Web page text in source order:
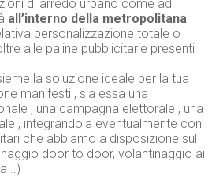
di arredo urbano come ad
all’interno della metropolitana
personalizzazione totale o
alle paline pubblicitarie presenti
la soluzione ideale per la tua
manifesti , sia essa una
, una campagna elettorale , una
, integrandola eventualmente con
che abbiamo a disposizione sul
door to door, volantinaggio ai
..)